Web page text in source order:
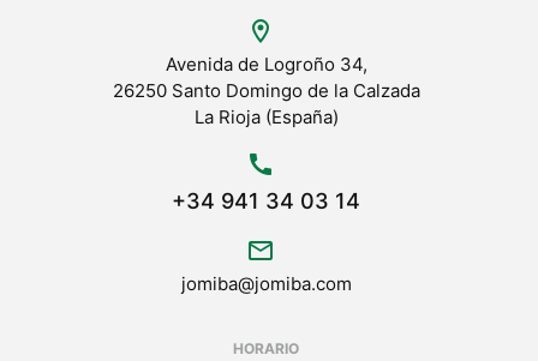
location_on
Avenida de Logroño 34,
26250 Santo Domingo de la Calzada
La Rioja (España)
call
+34 941 34 03 14
mail_outline
jomiba@jomiba.com
HORARIO